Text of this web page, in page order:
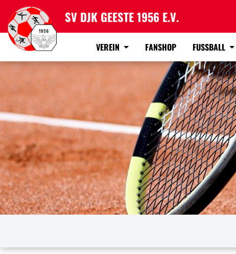
SV DJK GEESTE 1956 E.V.
VEREIN FANSHOP FUSSBALL